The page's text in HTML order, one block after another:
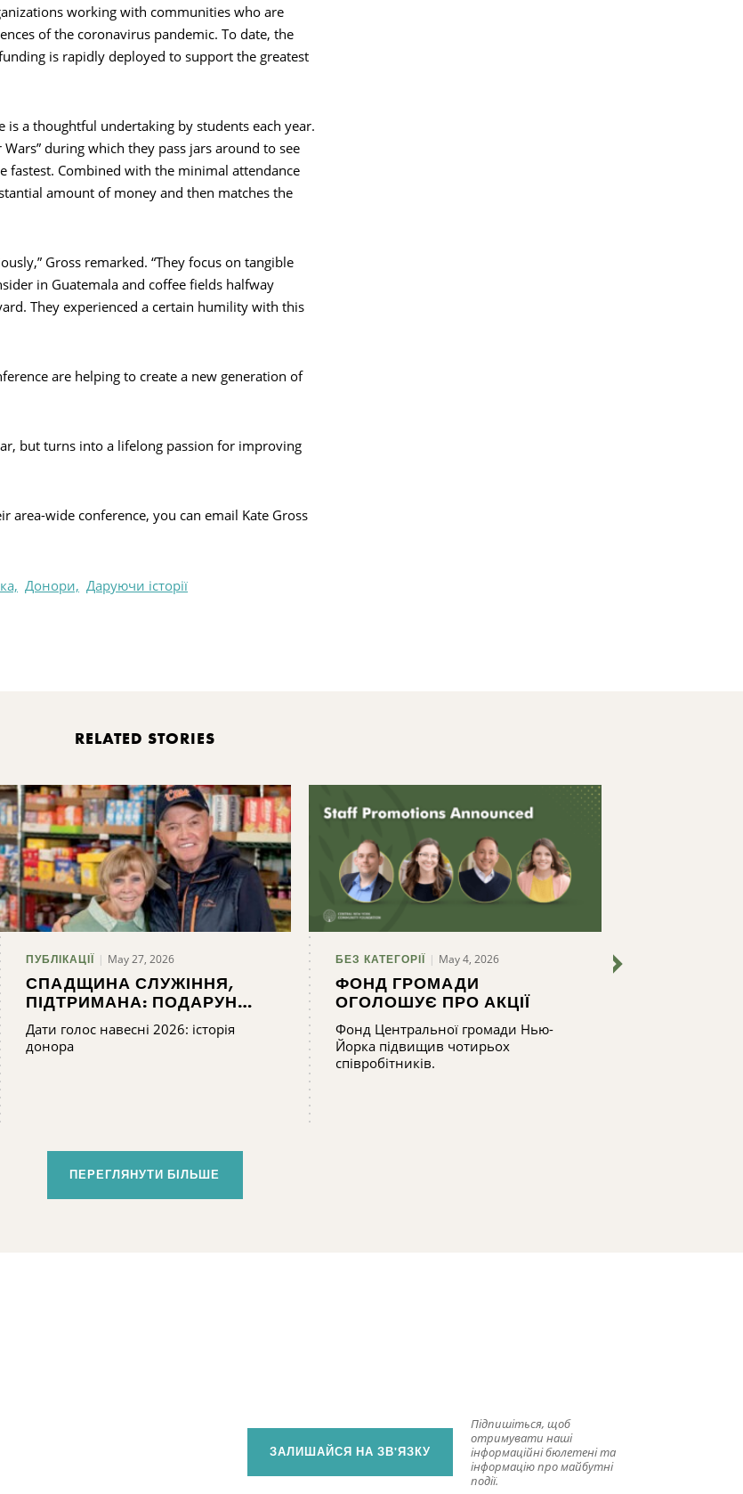
working with communities who are
of the coronavirus pandemic. To date, the
is rapidly deployed to support the greatest
is a thoughtful undertaking by students each year.
during which they pass jars around to see
Combined with the minimal attendance
amount of money and then matches the
Gross remarked. “They focus on tangible
in Guatemala and coffee fields halfway
They experienced a certain humility with this
are helping to create a new generation of
but turns into a lifelong passion for improving
wide conference, you can email Kate Gross
Донори, Даруючи історії
RELATED STORIES
ПУБЛІКАЦІЇ May 27, 2026
СПАДЩИНА СЛУЖІННЯ,
ПІДТРИМАНА: ПОДАРУНОК
СІМ'Ї ЛІПІНКОТТІВ
КОМПАНІЇ "КІНГ ФЕРРІ
Дати голос навесні 2026: історія
донора
БЕЗ КАТЕГОРІЇ May 4, 2026
ФОНД ГРОМАДИ
ОГОЛОШУЄ ПРО АКЦІЇ
Фонд Центральної громади Нью-
Йорка підвищив чотирьох
співробітників.
ПЕРЕГЛЯНУТИ БІЛЬШЕ
ЗАЛИШАЙСЯ НА ЗВ'ЯЗКУ
Підпишіться, щоб
отримувати наші
інформаційні бюлетені та
інформацію про майбутні
події.